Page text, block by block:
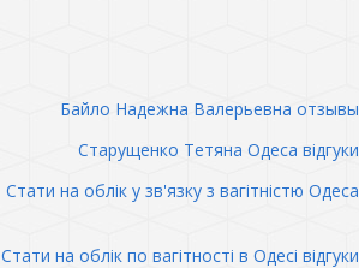
Байло Надежна Валерьевна отзывы
Старущенко Тетяна Одеса відгуки
Стати на облік у зв'язку з вагітністю Одеса
Стати на облік по вагітності в Одесі відгуки